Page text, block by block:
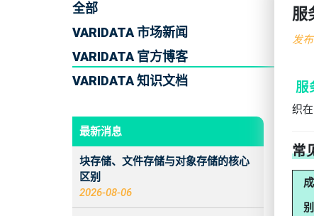
全部
VARIDATA 市场新闻
VARIDATA 官方博客
VARIDATA 知识文档
最新消息
块存储、文件存储与对象存储的核心
区别
2026-08-06
服
发
服
织
常
别